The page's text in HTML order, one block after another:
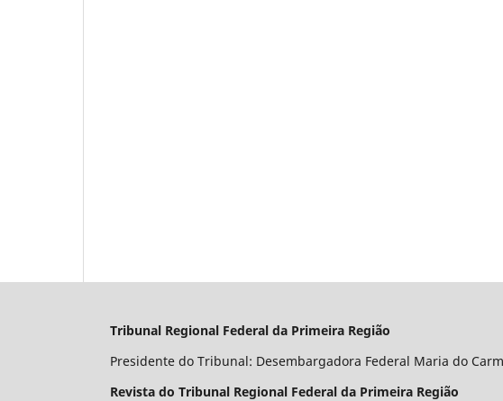
Tribunal Regional Federal da Primeira Região
Presidente do Tribunal: Desembargadora Federal Maria do
Revista do Tribunal Regional Federal da Primeira Região